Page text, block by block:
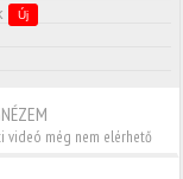
Új
videó még nem elérhető